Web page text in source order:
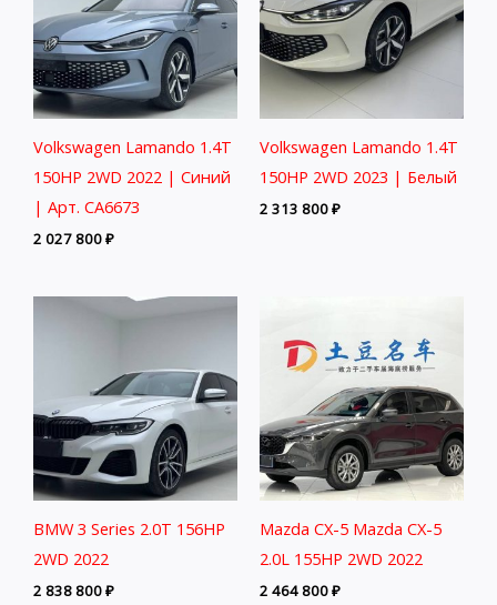
Volkswagen Lamando 1.4T
150HP 2WD 2022 | Синий
| Арт. CA6673
2 027 800₽
Volkswagen Lamando 1.4T
150HP 2WD 2023 | Белый
2 313 800₽
BMW 3 Series 2.0T 156HP
2WD 2022
2 838 800₽
Mazda CX-5 Mazda CX-5
2.0L 155HP 2WD 2022
2 464 800₽